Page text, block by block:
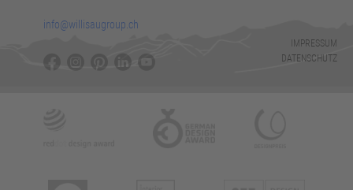
info@willisaugroup.ch
IMPRESSUM
DATENSCHUTZ